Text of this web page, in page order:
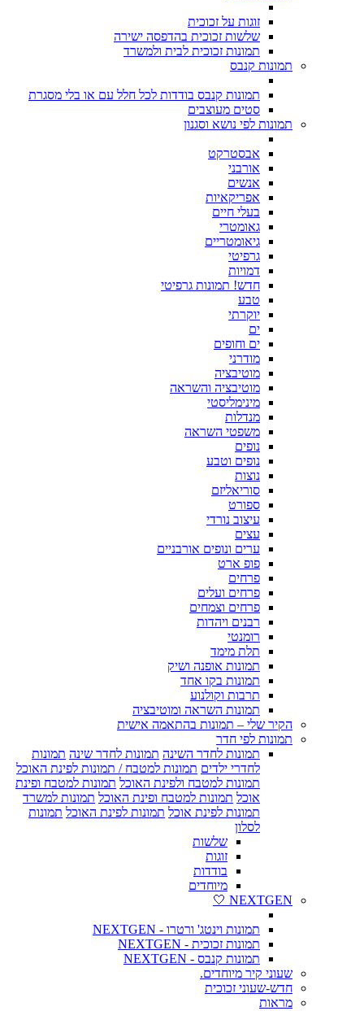
זוגות על זכוכית
שלשות זכוכית בהדפסה ישירה
תמונות זכוכית לבית ולמשרד
תמונות קנבס
תמונות קנבס בודדות לכל חלל עם או בלי מסגרת
סטים מעוצבים
תמונות לפי נושא וסגנון
אבסטרקט
אורבני
אנשים
אפריקאיות
בעלי חיים
גאומטרי
גיאומטריים
גרפיטי
דמויות
חדש! תמונות גרפיטי
טבע
יוקרתי
ים
ים וחופים
מודרני
מוטיבציה
מוטיבציה והשראה
מינימליסטי
מנדלות
משפטי השראה
נופים
נופים וטבע
נוצות
סוריאליזם
ספורט
עיצוב נורדי
עצים
ערים ונופים אורבניים
פופ ארט
פרחים
פרחים ועלים
פרחים וצמחים
רבנים ויהדות
רומנטי
תלת מימד
תמונות אופנה ושיק
תמונות בקו אחד
תרבות וקולנוע
תמונות השראה ומוטיבציה
הקיר שלי – תמונות בהתאמה אישית
תמונות לפי חדר
תמונות לחדר השינה תמונות לחדר שינה תמונות
לחדרי ילדים תמונות למטבח / תמונות לפינת האוכל
תמונות למטבח ולפינת האוכל תמונות למטבח ופינת
אוכל תמונות למטבח ופינת האוכל תמונות למשרד
תמונות לפינת אוכל תמונות לפינת האוכל תמונות
לסלון
שלשות
זוגות
בודדות
מיוחדים
NEXTGEN 🤍
תמונות וינטג' ורטרו - NEXTGEN
תמונות זכוכית - NEXTGEN
תמונות קנבס - NEXTGEN
שעוני קיר מיוחדים.
חדש-שעוני זכוכית
מראות